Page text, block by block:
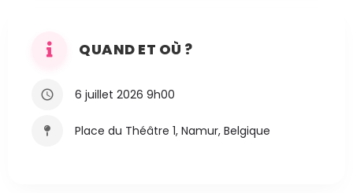
QUAND ET OÙ ?
6 juillet 2026 9h00
Place du Théâtre 1, Namur, Belgique